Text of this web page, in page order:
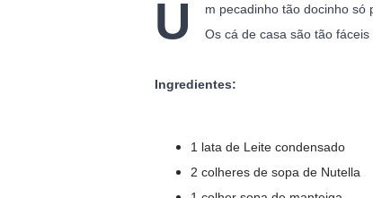
U
m pecadinho tão docinho só
Os cá de casa são tão fáceis
Ingredientes:
1 lata de Leite condensado
2 colheres de sopa de Nutella